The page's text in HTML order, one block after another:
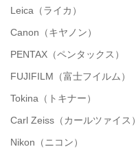
Leica（ライカ）
Canon（キヤノン）
PENTAX（ペンタックス）
FUJIFILM（富士フイルム）
Tokina（トキナー）
Carl Zeiss（カールツァイス）
Nikon（ニコン）